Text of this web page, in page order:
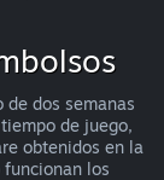
de dos semanas
de juego,
obtenidos en la
funcionan los